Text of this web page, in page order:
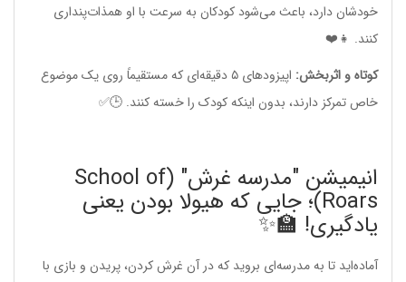
خودشان دارد، باعث می‌شود کودکان به سرعت با او همذات‌پنداری
کنند. 👧❤️
کوتاه و اثربخش:
اپیزودهای ۵ دقیقه‌ای که مستقیماً روی یک موضوع
خاص تمرکز دارند، بدون اینکه کودک را خسته کنند. 🕒✅
انیمیشن "مدرسه غرش" (School of
Roars)؛ جایی که هیولا بودن یعنی
یادگیری! 🏫✨
آماده‌اید تا به مدرسه‌ای بروید که در آن غرش کردن، پریدن و بازی با